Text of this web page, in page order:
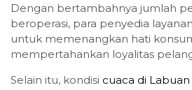
Dengan bertambahnya jumlah
beroperasi, para penyedia
untuk memenangkan hati
mempertahankan loyalitas
Selain itu, kondisi cuaca di Labuan